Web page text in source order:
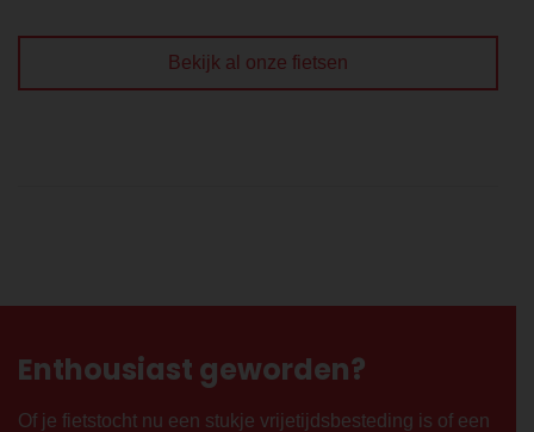
Bekijk al onze fietsen
Enthousiast geworden?
Of je fietstocht nu een stukje vrijetijdsbesteding is of een